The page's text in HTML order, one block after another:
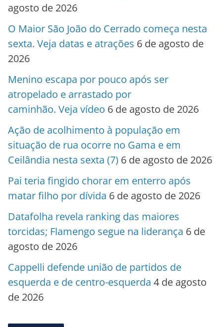
agosto de 2026
O Maior São João do Cerrado começa nesta
sexta. Veja datas e atrações 6 de agosto de
2026
Menino escapa por pouco após ser
atropelado e arrastado por
caminhão. Veja vídeo 6 de agosto de 2026
Ação de acolhimento à população em
situação de rua ocorre no Gama e em
Ceilândia nesta sexta (7) 6 de agosto de 2026
Pai teria fingido chorar em enterro após
matar filho por dívida 6 de agosto de 2026
Datafolha revela ranking das maiores
torcidas; Flamengo segue na liderança 6 de
agosto de 2026
Cappelli defende união de partidos de
esquerda e de centro-esquerda 4 de agosto
de 2026